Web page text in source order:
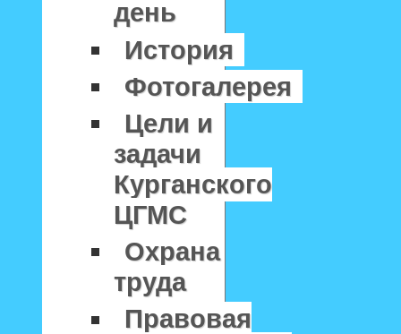
день
История
Фотогалерея
Цели и
задачи
Курганского
ЦГМС
Охрана
труда
Правовая